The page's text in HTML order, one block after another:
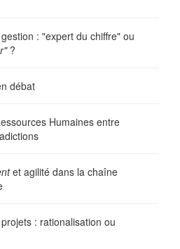
: "expert du chiffre" ou
?
débat
Humaines entre
et agilité dans la chaîne
: rationalisation ou